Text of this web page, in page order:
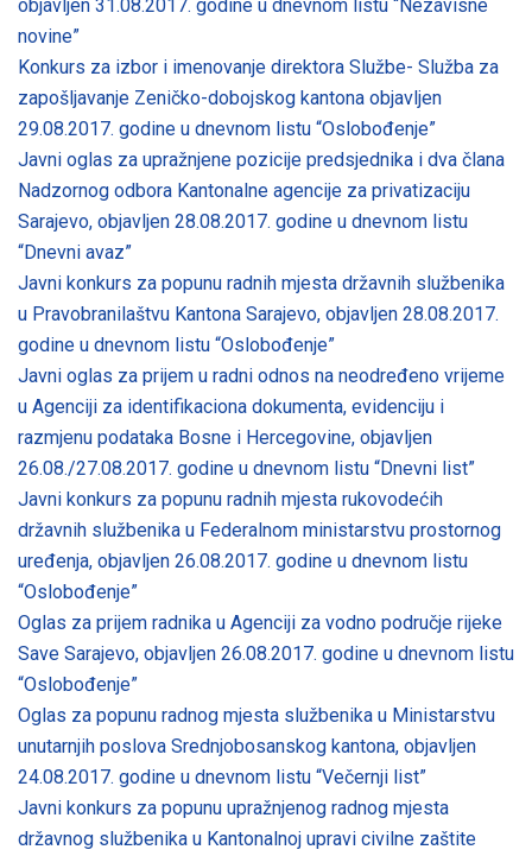
objavljen 31.08.2017. godine u dnevnom listu “Nezavisne
novine”
Konkurs za izbor i imenovanje direktora Službe- Služba za
zapošljavanje Zeničko-dobojskog kantona objavljen
29.08.2017. godine u dnevnom listu “Oslobođenje”
Javni oglas za upražnjene pozicije predsjednika i dva člana
Nadzornog odbora Kantonalne agencije za privatizaciju
Sarajevo, objavljen 28.08.2017. godine u dnevnom listu
“Dnevni avaz”
Javni konkurs za popunu radnih mjesta državnih službenika
u Pravobranilaštvu Kantona Sarajevo, objavljen 28.08.2017.
godine u dnevnom listu “Oslobođenje”
Javni oglas za prijem u radni odnos na neodređeno vrijeme
u Agenciji za identifikaciona dokumenta, evidenciju i
razmjenu podataka Bosne i Hercegovine, objavljen
26.08./27.08.2017. godine u dnevnom listu “Dnevni list”
Javni konkurs za popunu radnih mjesta rukovodećih
državnih službenika u Federalnom ministarstvu prostornog
uređenja, objavljen 26.08.2017. godine u dnevnom listu
“Oslobođenje”
Oglas za prijem radnika u Agenciji za vodno područje rijeke
Save Sarajevo, objavljen 26.08.2017. godine u dnevnom listu
“Oslobođenje”
Oglas za popunu radnog mjesta službenika u Ministarstvu
unutarnjih poslova Srednjobosanskog kantona, objavljen
24.08.2017. godine u dnevnom listu “Večernji list”
Javni konkurs za popunu upražnjenog radnog mjesta
državnog službenika u Kantonalnoj upravi civilne zaštite